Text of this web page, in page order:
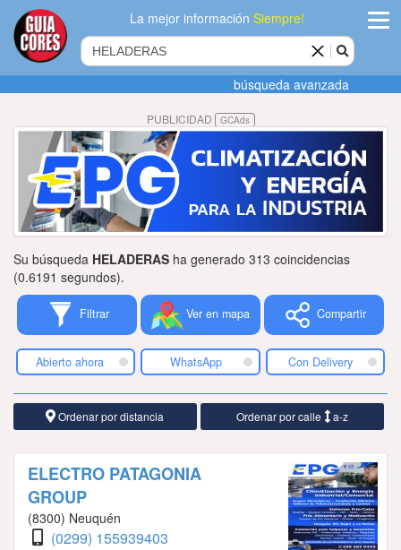
La mejor informaciónSiempre!
Agregar
empresa
Actualizar
datos
Publicidad
Tiendacores
Contactenos
búsqueda avanzada
PUBLICIDAD GCAds
Su búsqueda HELADERAS ha generado 313 coincidencias
(0.6191 segundos).
Filtrar Ver en mapa Compartir
Abierto ahora WhatsApp Con Delivery
Ordenar por distancia Ordenar por calle a-z
ELECTRO PATAGONIA
GROUP
(8300) Neuquén
(0299) 155939403